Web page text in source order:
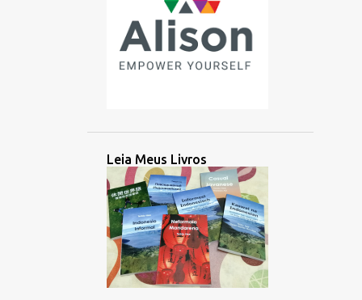
ÁSIA CENTRAL ÁSIA ORIENTAL
ATIVIDADE AUDIÇÃO AUDIO
AULA AUSTRONÉSIA
BATANES BAYBAYIN BILINGUE
BOLÍVIA BRAHMI BRASIL
BRITÂNICO BRUNEI BUSUU
CAMBOJA CANADÁ CANADENSE
CANDENSE CANTONÊS
Leia Meus Livros